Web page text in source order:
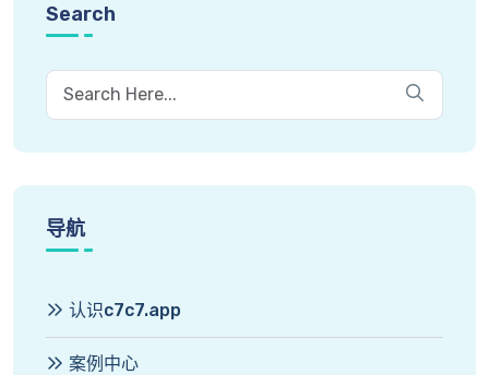
Search
导航
认识c7c7.app
案例中心